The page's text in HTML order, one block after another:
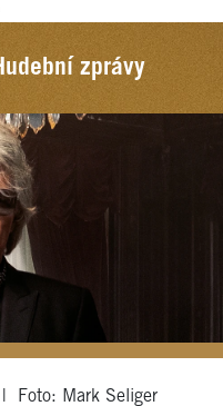
zprávy
Foto: Mark Seliger